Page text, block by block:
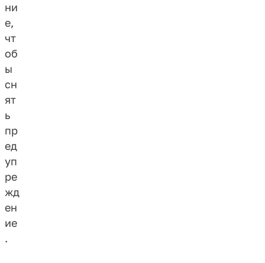
ни
е,
чт
об
ы
сн
ят
ь
пр
ед
уп
ре
жд
ен
ие
.